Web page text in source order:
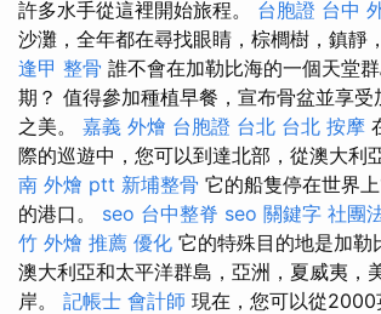
許多水手從這裡開始旅程。 台胞證 台中
沙灘，全年都在尋找眼睛，棕櫚樹，鎮靜
逢甲 整骨 誰不會在加勒比海的一個天堂
期？ 值得參加種植早餐，宣布骨盆並享受
之美。 嘉義 外燴 台胞證 台北 台北 按摩
際的巡遊中，您可以到達北部，從澳大利
南 外燴 ptt 新埔整骨 它的船隻停在世界
的港口。 seo 台中整脊 seo 關鍵字 社團
竹 外燴 推薦 優化 它的特殊目的地是加勒
澳大利亞和太平洋群島，亞洲，夏威夷，
岸。 記帳士 會計師 現在，您可以從